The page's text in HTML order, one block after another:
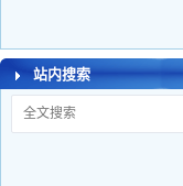
站内搜索